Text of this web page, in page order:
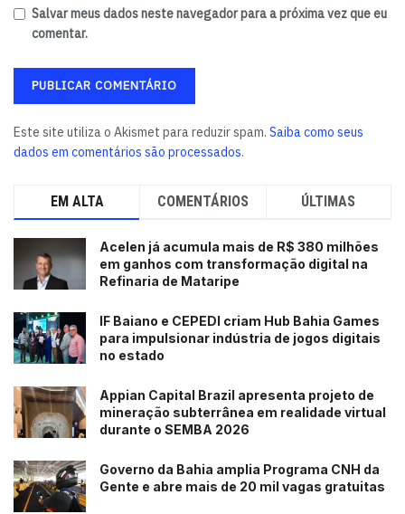
turismo corporativo em todo o Brasil”, prevê Gegê
Tags: destaque
Salvar meus dados neste navegador para a próxima vez que eu
comentar.
Este site utiliza o Akismet para reduzir spam. Saiba como seus
dados em comentários são processados.
EM ALTA COMENTÁRIOS ÚLTIMAS
Acelen já acumula mais de R$ 380 milhões
em ganhos com transformação digital na
Refinaria de Mataripe
IF Baiano e CEPEDI criam Hub Bahia Games
para impulsionar indústria de jogos digitais
no estado
Appian Capital Brazil apresenta projeto de
mineração subterrânea em realidade virtual
durante o SEMBA 2026
Governo da Bahia amplia Programa CNH da
Gente e abre mais de 20 mil vagas gratuitas